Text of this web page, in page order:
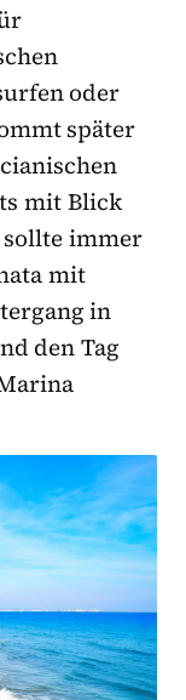
oder
später
mit Blick
immer
mit
in
den Tag